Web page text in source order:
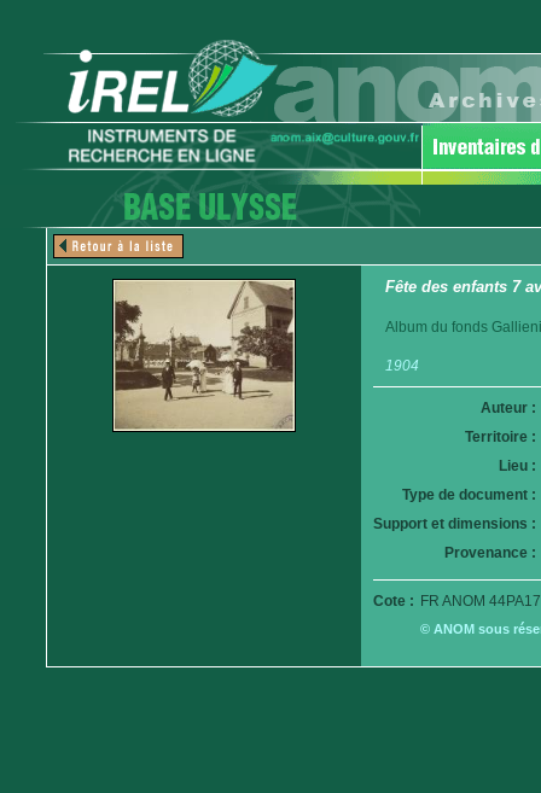
Fête des enfants 7
Album du fonds
1904
Auteur :
Territoire :
Lieu :
Type de document :
Support et dimensions :
Provenance :
Cote : FR ANOM
© ANOM sous